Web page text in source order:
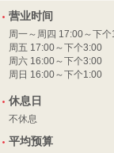
营业时间
周一～周四 17:00～下个
周五 17:00～下个3:00
周六 16:00～下个3:00
周日 16:00～下个1:00
休息日
不休息
平均预算